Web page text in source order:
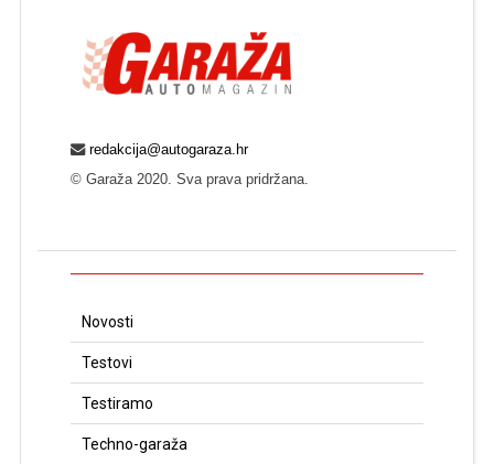
redakcija@autogaraza.hr
© Garaža 2020. Sva prava pridržana.
Novosti
Testovi
Testiramo
Techno-garaža